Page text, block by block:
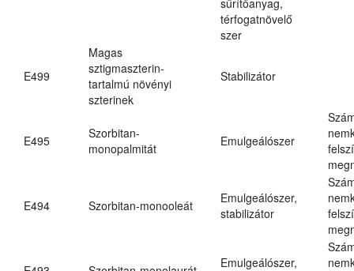
térfogatnövelő
szer
E499
Magas
sztigmaszterin-
tartalmú növényi
szterinek
Stabilizátor
E495
Szorbitan-
monopalmitát
Emulgeálószer
E494 Szorbitan-monooleát
Emulgeálószer,
stabilizátor
Emulgeálószer,